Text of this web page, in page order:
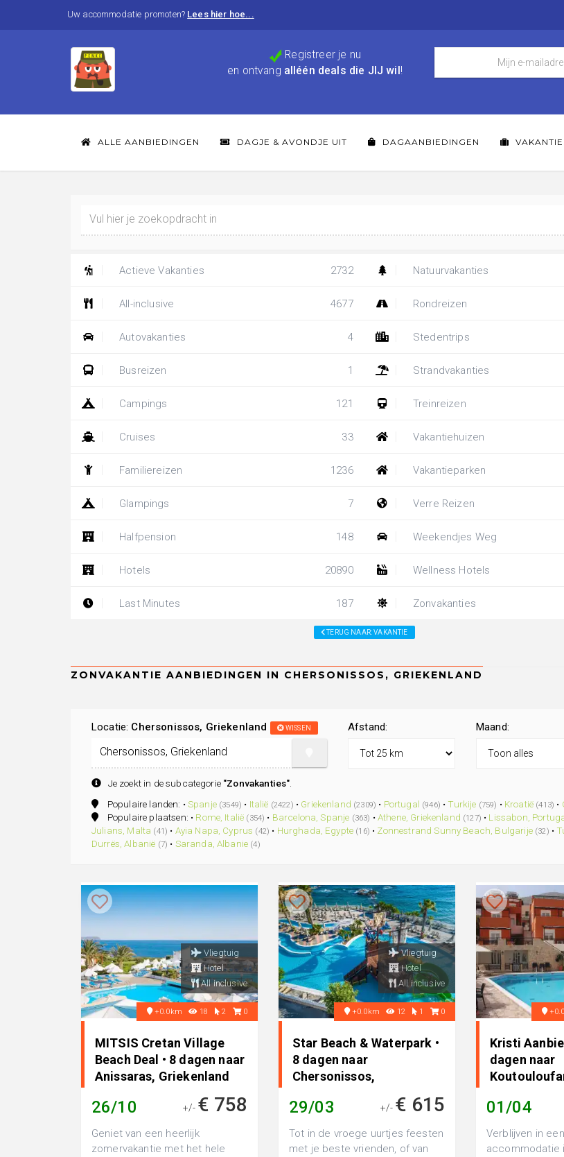
Uw accommodatie promoten? Lees hier hoe...
Registreer je nu
en ontvang alléén deals die JIJ wil !
ALLE AANBIEDINGEN DAGJE & AVONDJE UIT DAGAANBIEDINGEN VAKANTIE
Actieve Vakanties 2732
All-inclusive 4677
Autovakanties 4
Busreizen 1
Campings 121
Cruises 33
Familiereizen 1236
Glampings 7
Halfpension 148
Hotels 20890
Last Minutes 187
Natuurvakanties
Rondreizen
Stedentrips
Strandvakanties
Treinreizen
Vakantiehuizen
Vakantieparken
Verre Reizen
Weekendjes Weg
Wellness Hotels
Zonvakanties
TERUG NAAR: VAKANTIE
Locatie: Chersonissos, Griekenland WISSEN
Je zoekt in de subcategorie "Zonvakanties"
Afstand: Maand:
Populaire landen: •Spanje (3549) • Italië (2422) • Griekenland (2309) • Portugal (946) • Turkije (759) • Kroatië (413) •
Populaire plaatsen: • Rome, Italië (354) • Barcelona, Spanje (363) • Athene, Griekenland (127) • Lissabon,
Julians, Malta (41) • Ayia Napa, Cyprus (42) • Hurghada, Egypte (16) • Zonnestrand Sunny Beach, Bulgarije (32) •
Durrës, Albanië (7) • Saranda, Albanie (4)
Vliegtuig
Hotel
All inclusive
+0.0km 18 2 0
MITSIS Cretan Village
Beach Deal • 8 dagen naar
Anissaras, Griekenland
26/10 +/- € 758
Geniet van een heerlijk
zomervakantie met het hele
Vliegtuig
Hotel
All inclusive
+0.0km 12 1 0
Star Beach & Waterpark •
8 dagen naar
Chersonissos,
29/03 +/- € 615
Tot in de vroege uurtjes feesten
met je beste vrienden, of van
Kristi
dagen naar
01/04
Verblijven in
accommodatie